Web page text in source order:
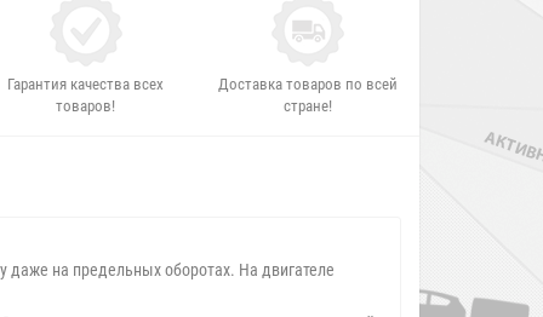
Гарантия качества всех
товаров!
Доставка товаров по всей
стране!
даже на предельных оборотах. На двигателе